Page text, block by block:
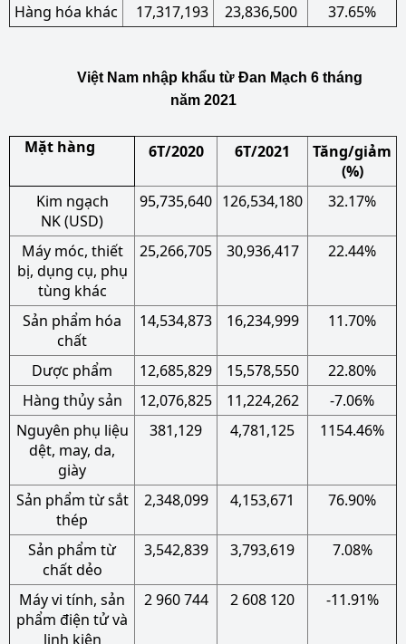
Hàng hóa khác
17,317,193 23,836,500 37.65%
Việt Nam nhập khẩu từ Đan Mạch 6 tháng
năm 2021
Mặt hàng 6T/2020 6T/2021
Tăng/giảm
(%)
Kim ngạch
NK (USD)
95,735,640 126,534,180 32.17%
Máy móc, thiết
bị, dụng cụ, phụ
tùng khác
25,266,705 30,936,417 22.44%
Sản phẩm hóa
chất
14,534,873 16,234,999 11.70%
Dược phẩm 12,685,829 15,578,550
22.80%
Hàng thủy sản
12,076,825 11,224,262
-7.06%
Nguyên phụ liệu
dệt, may, da,
giày
381,129 4,781,125 1154.46%
Sản phẩm từ sắt
thép
2,348,099 4,153,671 76.90%
Sản phẩm từ
chất dẻo
3,542,839 3,793,619 7.08%
Máy vi tính, sản
phẩm điện tử và
linh kiện
2 960 744 2 608 120 -11.91%